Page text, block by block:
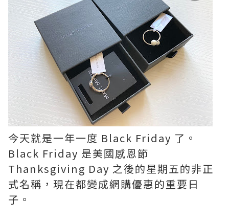
今天就是一年一度 Black Friday 了。
Black Friday 是美國感恩節
Thanksgiving Day 之後的星期五的非正
式名稱，現在都變成網購優惠的重要日
子。